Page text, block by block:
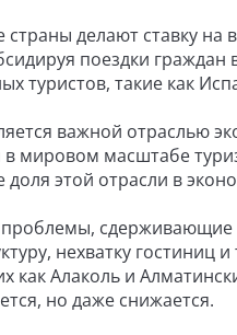
страны делают ставку на
поездки
туристов, такие как
важной отраслью
в мировом масштабе
доля этой отрасли в
сдерживающие
нехватку гостиниц
как Алаколь и
но даже снижается.